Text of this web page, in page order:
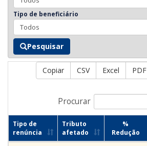
Tipo de beneficiário
Pesquisar
Copiar CSV Excel PDF
Procurar
Tipo de
renúncia
Tributo
afetado
%
Redução